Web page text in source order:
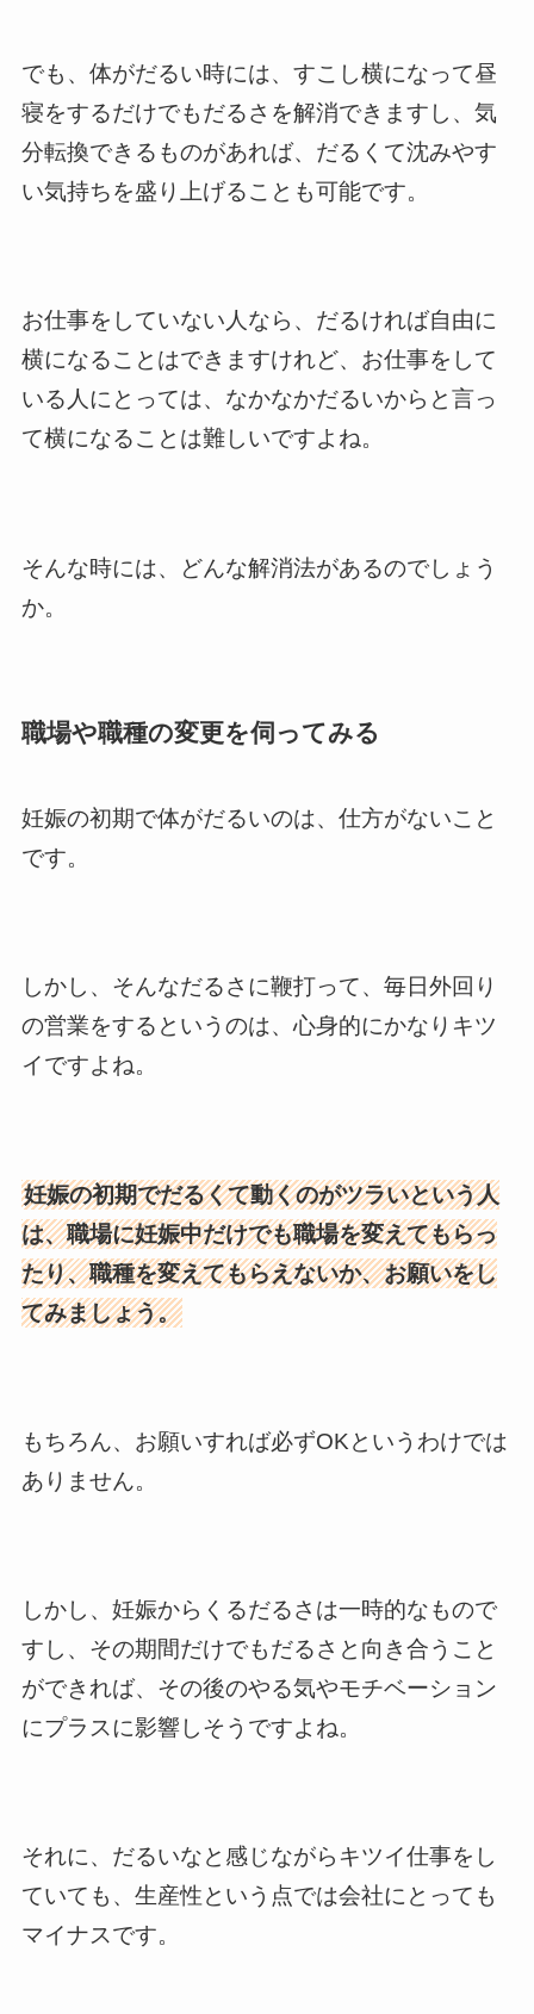
でも、体がだるい時には、すこし横になって昼
寝をするだけでもだるさを解消できますし、気
分転換できるものがあれば、だるくて沈みやす
い気持ちを盛り上げることも可能です。
お仕事をしていない人なら、だるければ自由に
横になることはできますけれど、お仕事をして
いる人にとっては、なかなかだるいからと言っ
て横になることは難しいですよね。
そんな時には、どんな解消法があるのでしょう
か。
職場や職種の変更を伺ってみる
妊娠の初期で体がだるいのは、仕方がないこと
です。
しかし、そんなだるさに鞭打って、毎日外回り
の営業をするというのは、心身的にかなりキツ
イですよね。
妊娠の初期でだるくて動くのがツラいという人
は、職場に妊娠中だけでも職場を変えてもらっ
たり、職種を変えてもらえないか、お願いをし
てみましょう。
もちろん、お願いすれば必ずOKというわけでは
ありません。
しかし、妊娠からくるだるさは一時的なもので
すし、その期間だけでもだるさと向き合うこと
ができれば、その後のやる気やモチベーション
にプラスに影響しそうですよね。
それに、だるいなと感じながらキツイ仕事をし
ていても、生産性という点では会社にとっても
マイナスです。